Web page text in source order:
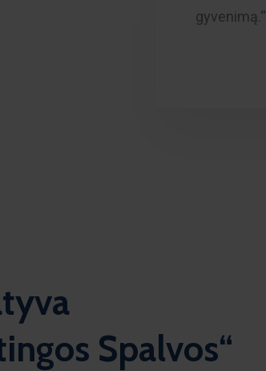
gyvenimą.“
Spalvos“